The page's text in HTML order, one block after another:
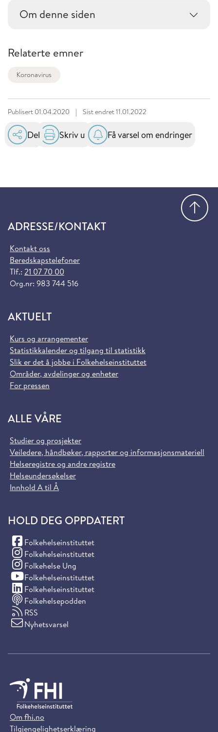
Om denne siden
Relaterte emner
Koronavirus
Publisert 01.04.2020 | Sist endret11.01.2022
Del Skriv ut Få varsel om endringer
ADRESSE/KONTAKT
Kontakt oss
Beredskapstelefoner
Tlf.: 21 07 70 00
Org.nr: 983 744 516
AKTUELT
Kurs og arrangementer
Statistikkalender og tilgang til statistikk
Slik er det å jobbe i Folkehelseinstituttet
Områder, avdelinger og enheter
For pressen
ALLE VÅRE
Studier og prosjekter
Veiledere, håndbøker, rapporter og informasjonsmateriell
Helseregistre og andre registre
Helseundersøkelser
Innhold A til Å
HOLD DEG OPPDATERT
Folkehelseinstituttet
(Facebook)
Folkehelseinstituttet
(Instagram)
Folkehelse Ung
(Instagram)
Folkehelseinstituttet
(YouTube)
Folkehelseinstituttet
(LinkedIn)
Folkehelsepodden
RSS
Nyhetsvarsel
Om fhi.no
Tilgjengelighetserklæring